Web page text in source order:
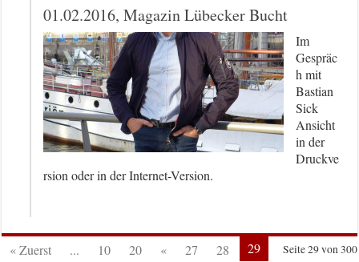
01.02.2016, Magazin Lübecker Bucht
Im
Gespräc
h mit
Bastian
Sick
Ansicht
in der
Druckve
rsion oder in der Internet-Version.
Seite 29 von 300
« Zuerst ... 10 20 « 27 28
29